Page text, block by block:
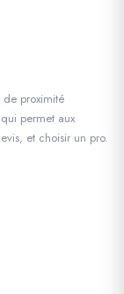
de proximité
permet aux
et choisir un pro.